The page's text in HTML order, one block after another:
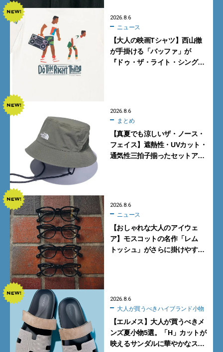
2026.8.6
ニュース
【大人の映画Tシャツ】西山徹
が手掛ける「バッファ」が
『ドゥ・ザ・ライト・シング』
2026.8.6
まとめ
【真夏でも涼しいザ・ノース・
フェイス】遮熱性・UVカット・
通気性三拍子揃ったセットアッ
2026.8.6
ニュース
【おしゃれな大人のアイウェ
ア】モスコットの名作「レム
トッシュ」がさらに掛けやす
2026.8.6
大人が買うべきハイブランド小物
【エルメス】大人が買うべきメ
ンズ夏小物5選。「H」カットが
映えるサンダルに華やかなス